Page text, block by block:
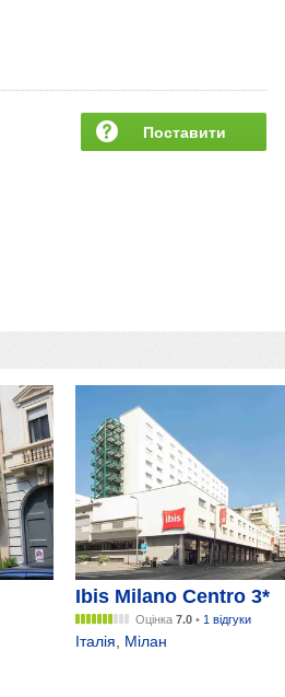
Поставити
Ibis Milano Centro 3*
Оцінка 7.0• 1 відгуки
Італія Мілан